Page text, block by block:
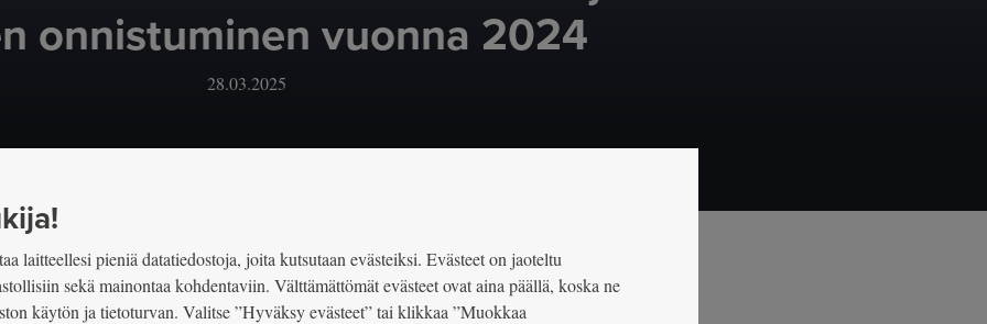
onnistuminen vuonna 2024
28.03.2025
laitteellesi pieniä datatiedostoja, joita kutsutaan evästeiksi. Evästeet on jaoteltu
sekä mainontaa kohdentaviin. Välttämättömät evästeet ovat aina päällä, koska ne
käytön ja tietoturvan. Valitse ”Hyväksy evästeet” tai klikkaa ”Muokkaa